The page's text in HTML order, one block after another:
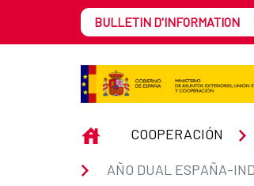
Saut au contenu principal
Año Dual España-India
BULLETIN D'INFORMATION
INICIOCOOPERACIÓN
AÑO DUAL ESPAÑA-